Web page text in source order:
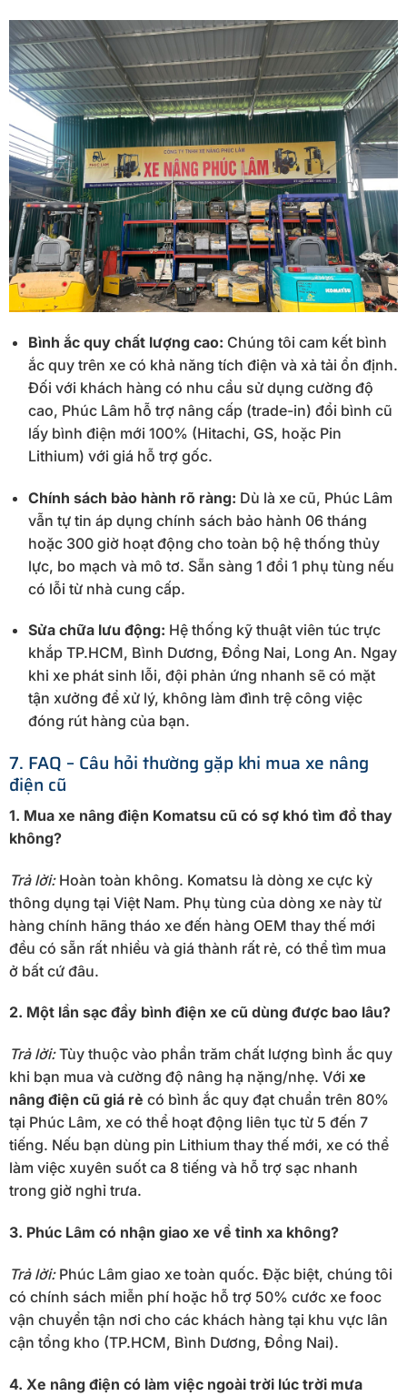
Bình ắc quy chất lượng cao: Chúng tôi cam kết bình
ắc quy trên xe có khả năng tích điện và xả tải ổn định.
Đối với khách hàng có nhu cầu sử dụng cường độ
cao, Phúc Lâm hỗ trợ nâng cấp (trade-in) đổi bình cũ
lấy bình điện mới 100% (Hitachi, GS, hoặc Pin
Lithium) với giá hỗ trợ gốc.
Chính sách bảo hành rõ ràng: Dù là xe cũ, Phúc Lâm
vẫn tự tin áp dụng chính sách bảo hành 06 tháng
hoặc 300 giờ hoạt động cho toàn bộ hệ thống thủy
lực, bo mạch và mô tơ. Sẵn sàng 1 đổi 1 phụ tùng nếu
có lỗi từ nhà cung cấp.
Sửa chữa lưu động: Hệ thống kỹ thuật viên túc trực
khắp TP.HCM, Bình Dương, Đồng Nai, Long An. Ngay
khi xe phát sinh lỗi, đội phản ứng nhanh sẽ có mặt
tận xưởng để xử lý, không làm đình trệ công việc
đóng rút hàng của bạn.
7. FAQ – Câu hỏi thường gặp khi mua xe nâng
điện cũ
1. Mua xe nâng điện Komatsu cũ có sợ khó tìm đồ thay
không?
Trả lời:Hoàn toàn không. Komatsu là dòng xe cực kỳ
thông dụng tại Việt Nam. Phụ tùng của dòng xe này từ
hàng chính hãng tháo xe đến hàng OEM thay thế mới
đều có sẵn rất nhiều và giá thành rất rẻ, có thể tìm mua
ở bất cứ đâu.
2. Một lần sạc đầy bình điện xe cũ dùng được bao lâu?
Trả lời:Tùy thuộc vào phần trăm chất lượng bình ắc quy
khi bạn mua và cường độ nâng hạ nặng/nhẹ. Với xe
nâng điện cũ giá rẻ có bình ắc quy đạt chuẩn trên 80%
tại Phúc Lâm, xe có thể hoạt động liên tục từ 5 đến 7
tiếng. Nếu bạn dùng pin Lithium thay thế mới, xe có thể
làm việc xuyên suốt ca 8 tiếng và hỗ trợ sạc nhanh
trong giờ nghỉ trưa.
3. Phúc Lâm có nhận giao xe về tỉnh xa không?
Trả lời:Phúc Lâm giao xe toàn quốc. Đặc biệt, chúng tôi
có chính sách miễn phí hoặc hỗ trợ 50% cước xe fooc
vận chuyển tận nơi cho các khách hàng tại khu vực lân
cận tổng kho (TP.HCM, Bình Dương, Đồng Nai).
4. Xe nâng điện có làm việc ngoài trời lúc trời mưa